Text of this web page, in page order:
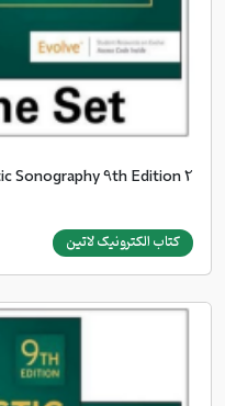
Sonography 9th Edition 2
کتاب الکترونیک لاتین